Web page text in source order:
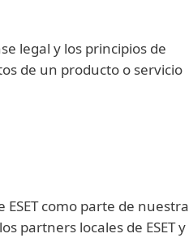
legal y los principios de
de un producto o servicio
como parte de nuestra
partners locales de ESET y